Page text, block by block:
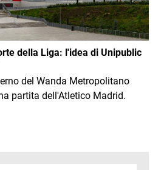
della Liga: l'idea di Unipublic
del Wanda Metropolitano
partita dell'Atletico Madrid.